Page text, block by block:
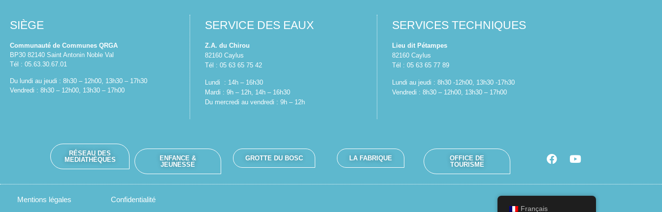
SIÈGE
Communauté de Communes QRGA
BP30 82140 Saint Antonin Noble Val
Tél : 05.63.30.67.01
Du lundi au jeudi : 8h30 – 12h00, 13h30 – 17h30
Vendredi : 8h30 – 12h00, 13h30 – 17h00
SERVICE DES EAUX
Z.A. du Chirou
82160 Caylus
Tél : 05 63 65 75 42
Lundi : 14h – 16h30
Mardi : 9h – 12h, 14h – 16h30
Du mercredi au vendredi : 9h – 12h
SERVICES TECHNIQUES
Lieu dit Pétampes
82160 Caylus
Tél : 05 63 65 77 89
Lundi au jeudi : 8h30 -12h00, 13h30 -17h30
Vendredi : 8h30 – 12h00, 13h30 – 17h00
RÉSEAU DES
MEDIATHÈQUES
ENFANCE &
JEUNESSE
GROTTE DU BOSC LA FABRIQUE
OFFICE DE
TOURISME
Mentions légales Confidentialité
Français